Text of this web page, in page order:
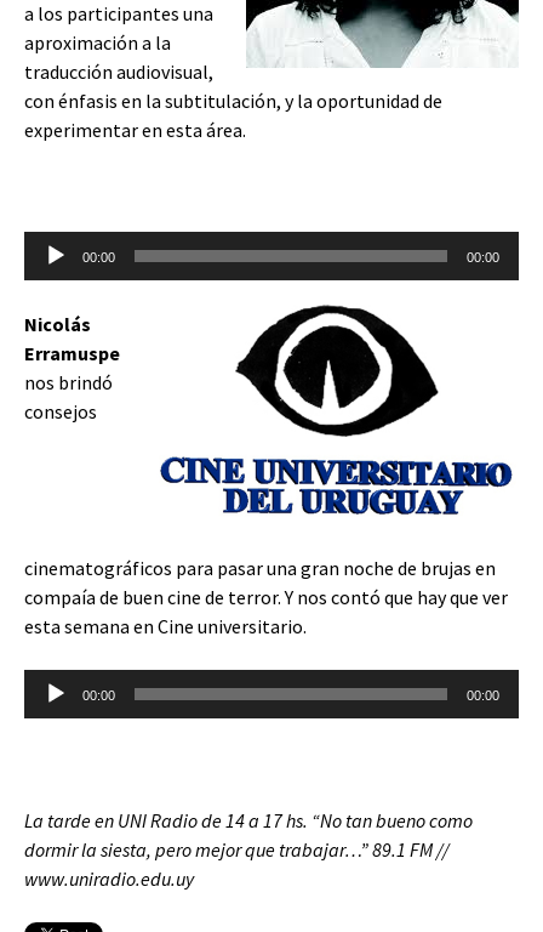
a los participantes una
aproximación a la
traducción audiovisual,
con énfasis en la subtitulación, y la oportunidad de
experimentar en esta área.
Reproductor
de
00:00 00:00
Nicolás
Erramuspe
nos brindó
consejos
cinematográficos para pasar una gran noche de brujas en
compaía de buen cine de terror. Y nos contó que hay que ver
esta semana en Cine universitario.
Reproductor
de
00:00 00:00
La tarde en UNI Radiode 14 a 17 hs. “No tan bueno como
dormir la siesta, pero mejor que trabajar…”89.1 FM //
www.uniradio.edu.uy